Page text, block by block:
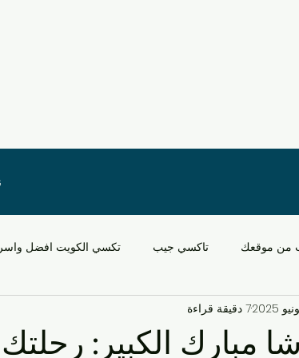
من موقعك تاكسي جيب تكسي الكويت افضل
خدمات النقل في الكويت
مبارك الكبير:
7 دقيقة قراءة